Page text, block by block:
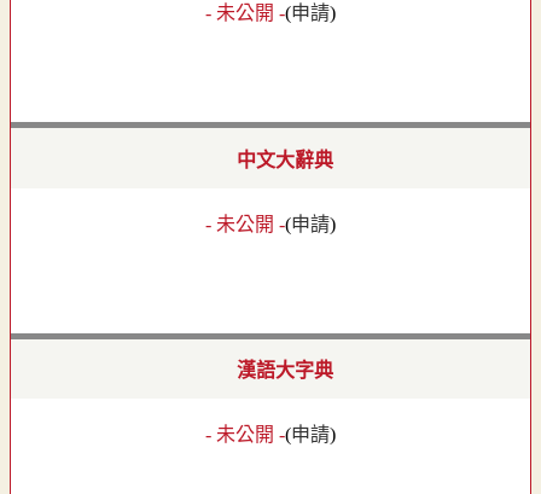
- 未公開 -(申請)
中文大辭典
- 未公開 -(申請)
漢語大字典
- 未公開 -(申請)